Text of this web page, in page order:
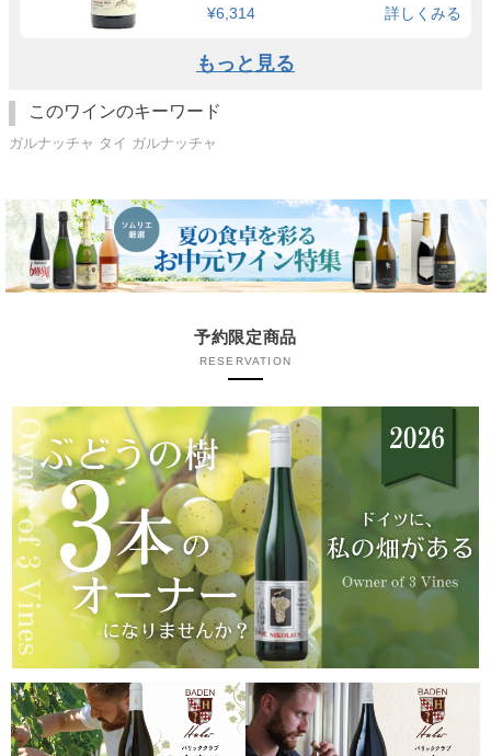
¥6,314 詳しくみる
もっと見る
このワインのキーワード
ガルナッチャ タイ ガルナッチャ
予約限定商品
RESERVATION